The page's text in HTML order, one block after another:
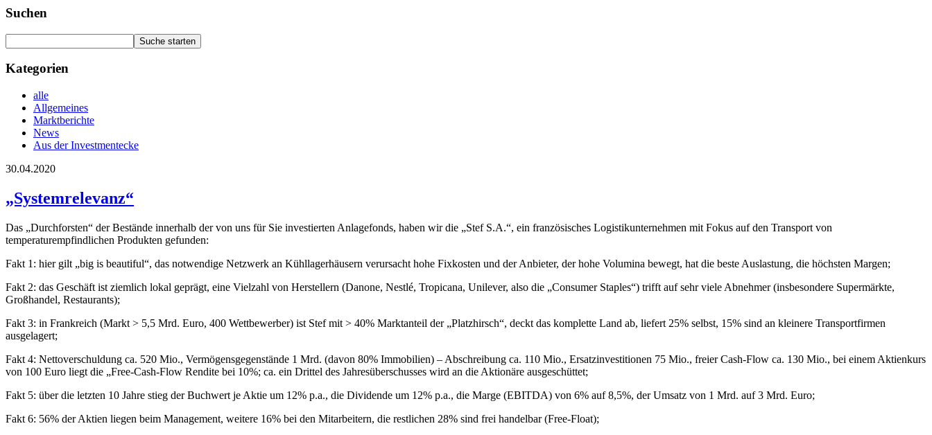
Suchen
Kategorien
alle
Allgemeines
Marktberichte
News
Aus der Investmentecke
30.04.2020
„Systemrelevanz“
Das „Durchforsten“ der Bestände innerhalb der von uns für Sie investierten Anlagefonds, haben wir die „Stef S.A.“, ein französisches Logistikunternehmen mit Fokus auf den Transport von
temperaturempfindlichen Produkten gefunden:
Fakt 1: hier gilt „big is beautiful“, das notwendige Netzwerk an Kühllagerhäusern verursacht hohe Fixkosten und der Anbieter, der hohe Volumina bewegt, hat die beste Auslastung, die höchsten Margen;
Fakt 2: das Geschäft ist ziemlich lokal geprägt, eine Vielzahl von Herstellern (Danone, Nestlé, Tropicana, Unilever, also die „Consumer Staples“) trifft auf sehr viele Abnehmer (insbesondere Supermärkte,
Großhandel, Restaurants);
Fakt 3: in Frankreich (Markt > 5,5 Mrd. Euro, 400 Wettbewerber) ist Stef mit > 40% Marktanteil der „Platzhirsch“, deckt das komplette Land ab, liefert 25% selbst, 15% sind an kleinere Transportfirmen
ausgelagert;
Fakt 4: Nettoverschuldung ca. 520 Mio., Vermögensgegenstände 1 Mrd. (davon 80% Immobilien) – Abschreibung ca. 110 Mio., Ersatzinvestitionen 75 Mio., freier Cash-Flow ca. 130 Mio., bei einem Aktienkurs
von 100 Euro liegt die „Free-Cash-Flow Rendite bei 10%; ca. ein Drittel des Jahresüberschusses wird an die Aktionäre ausgeschüttet;
Fakt 5: über die letzten 10 Jahre stieg der Buchwert je Aktie um 12% p.a., die Dividende um 12% p.a., die Marge (EBITDA) von 6% auf 8,5%, der Umsatz von 1 Mrd. auf 3 Mrd. Euro;
Fakt 6: 56% der Aktien liegen beim Management, weitere 16% bei den Mitarbeitern, die restlichen 28% sind frei handelbar (Free-Float);